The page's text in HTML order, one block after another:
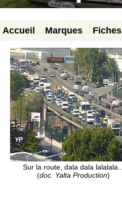
Accueil Marques Fiches
Sur la route, dala dala lalalala...
(doc. Yalta Production)